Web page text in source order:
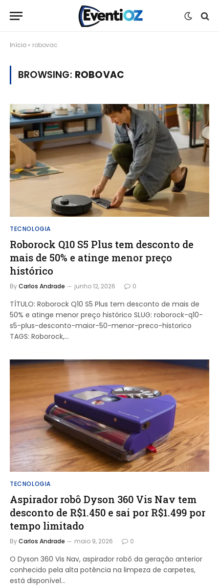
Início » robovac
BROWSING: ROBOVAC
TECNOLOGIA
Roborock Q10 S5 Plus tem desconto de
mais de 50% e atinge menor preço
histórico
ByCarlos Andrade junho 12, 2026 0
TÍTULO: Roborock Q10 S5 Plus tem desconto de mais de
50% e atinge menor preço histórico SLUG: roborock-q10-
s5-plus-desconto-maior-50-menor-preco-historico
TAGS: Roborock,…
TECNOLOGIA
Aspirador robô Dyson 360 Vis Nav tem
desconto de R$1.450 e sai por R$1.499 por
tempo limitado
ByCarlos Andrade maio 9, 2026 0
O Dyson 360 Vis Nav, aspirador robô da geração anterior
conhecido pela alta potência na limpeza de carpetes,
está disponível…